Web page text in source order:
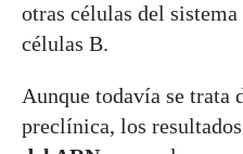
otras células del
células B.
Aunque todavía se trata
preclínica, los resultados